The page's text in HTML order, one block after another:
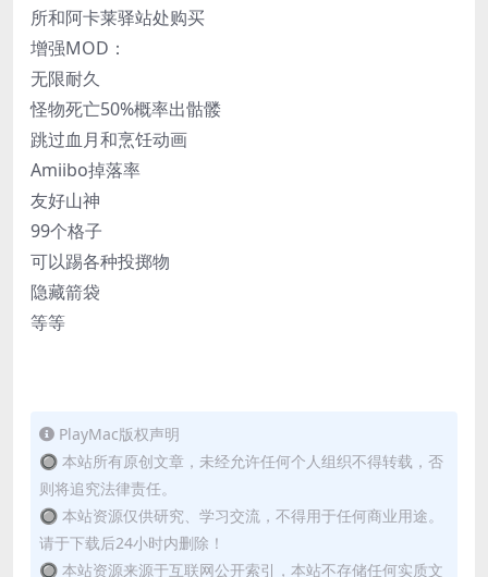
所和阿卡莱驿站处购买
增强MOD：
无限耐久
怪物死亡50%概率出骷髅
跳过血月和烹饪动画
Amiibo掉落率
友好山神
99个格子
可以踢各种投掷物
隐藏箭袋
等等
PlayMac版权声明
🔘 本站所有原创文章，未经允许任何个人组织不得转载，否
则将追究法律责任。
🔘 本站资源仅供研究、学习交流，不得用于任何商业用途。
请于下载后24小时内删除！
🔘 本站资源来源于互联网公开索引，本站不存储任何实质文